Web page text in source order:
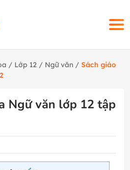
/ Lớp 12 / Ngữ văn / Sách giáo
Ngữ văn lớp 12 tập